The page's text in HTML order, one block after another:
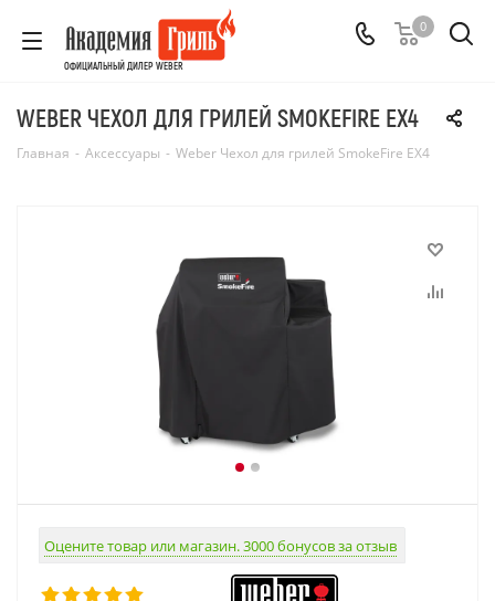
ОФИЦИАЛЬНЫЙ ДИЛЕР WEBER
0
WEBER ЧЕХОЛ ДЛЯ ГРИЛЕЙ SMOKEFIRE EX4
Главная - Аксессуары - Weber Чехол для грилей SmokeFire EX4
Оцените товар или магазин. 3000 бонусов за отзыв